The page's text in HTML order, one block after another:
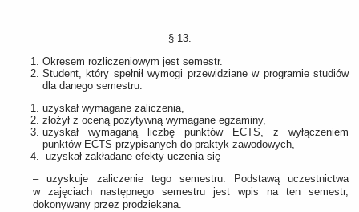
§ 13.
Okresem rozliczeniowym jest semestr.
Student, który spełnił wymogi przewidziane w programie studiów
dla danego semestru:
uzyskał wymagane zaliczenia,
złożył z oceną pozytywną wymagane egzaminy,
uzyskał wymaganą liczbę punktów ECTS, z wyłączeniem
punktów ECTS przypisanych do praktyk zawodowych,
uzyskał zakładane efekty uczenia się
‒ uzyskuje zaliczenie tego semestru. Podstawą uczestnictwa
w zajęciach następnego semestru jest wpis na ten semestr,
dokonywany przez prodziekana.